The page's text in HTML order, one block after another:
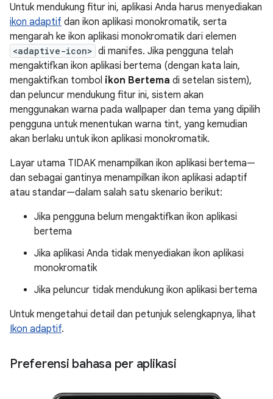
Untuk mendukung fitur ini, aplikasi Anda harus menyediakan
ikon adaptif dan ikon aplikasi monokromatik, serta
mengarah ke ikon aplikasi monokromatik dari elemen
<adaptive-icon> di manifes. Jika pengguna telah
mengaktifkan ikon aplikasi bertema (dengan kata lain,
mengaktifkan tombol ikon Bertema di setelan sistem),
dan peluncur mendukung fitur ini, sistem akan
menggunakan warna pada wallpaper dan tema yang dipilih
pengguna untuk menentukan warna tint, yang kemudian
akan berlaku untuk ikon aplikasi monokromatik.
Layar utama TIDAK menampilkan ikon aplikasi bertema—
dan sebagai gantinya menampilkan ikon aplikasi adaptif
atau standar—dalam salah satu skenario berikut:
Jika pengguna belum mengaktifkan ikon aplikasi
bertema
Jika aplikasi Anda tidak menyediakan ikon aplikasi
monokromatik
Jika peluncur tidak mendukung ikon aplikasi bertema
Untuk mengetahui detail dan petunjuk selengkapnya, lihat
Ikon adaptif.
Preferensi bahasa per aplikasi